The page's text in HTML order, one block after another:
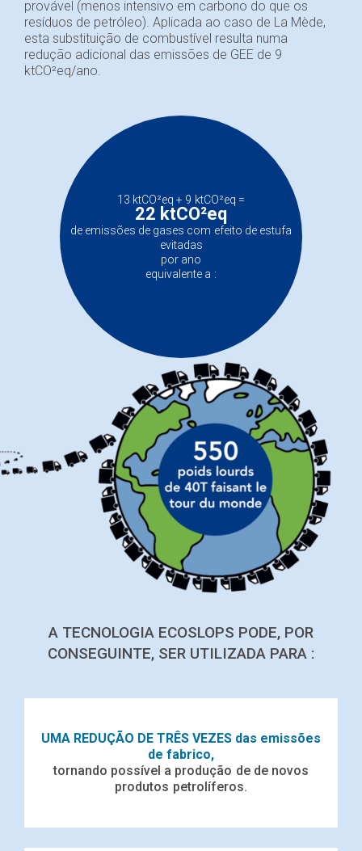
provável (menos intensivo em carbono do que os
resíduos de petróleo). Aplicada ao caso de La Mède,
esta substituição de combustível resulta numa
redução adicional das emissões de GEE de 9
ktCO²eq/ano.
13 ktCO²eq + 9 ktCO²eq =
22 ktCO²eq
de emissões de gases com efeito de estufa
evitadas
por ano
equivalente a :
A TECNOLOGIA ECOSLOPS PODE, POR
CONSEGUINTE, SER UTILIZADA PARA :
UMA REDUÇÃO DE TRÊS VEZES das emissões
de fabrico,
tornando possível a produção dede novos
produtos petrolíferos.